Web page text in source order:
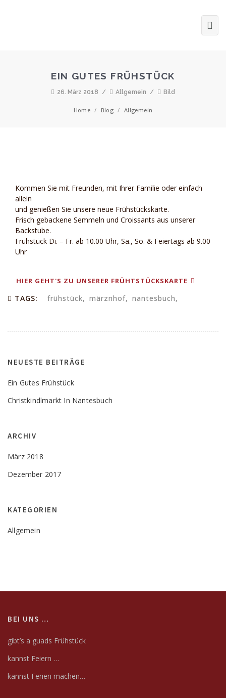
EIN GUTES FRÜHSTÜCK
26. März 2018 / Allgemein / Bild
Home / Blog / Allgemein
Kommen Sie mit Freunden, mit Ihrer Familie oder einfach
allein
und genießen Sie unsere neue Frühstückskarte.
Frisch gebackene Semmeln und Croissants aus unserer
Backstube.
Frühstück Di. – Fr. ab 10.00 Uhr, Sa., So. & Feiertags ab 9.00
Uhr
HIER GEHT'S ZU UNSERER FRÜHTSTÜCKSKARTE
TAGS: frühstück märznhof nantesbuch
NEUESTE BEITRÄGE
Ein Gutes Frühstück
Christkindlmarkt In Nantesbuch
ARCHIV
März 2018
Dezember 2017
KATEGORIEN
Allgemein
BEI UNS …
gibt’s a guads Frühstück
kannst Feiern …
kannst Ferien machen…